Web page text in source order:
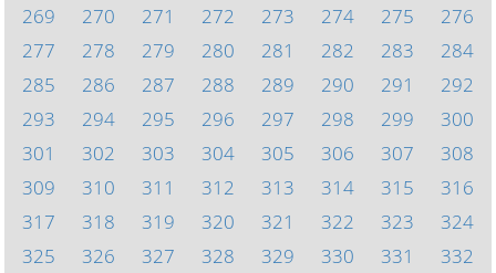
269
270 271 272 273 274 275
276
277
278 279 280 281 282 283
284
285
286 287 288 289 290 291
292
293
294 295 296 297 298 299
300
301
302 303 304 305 306 307
308
309
310 311 312 313 314 315
316
317
318 319 320 321 322 323
324
325
326 327 328 329 330 331
332